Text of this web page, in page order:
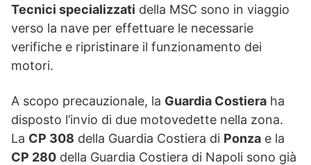
Tecnici specializzati della MSC sono in viaggio
verso la nave per effettuare le necessarie
verifiche e ripristinare il funzionamento dei
motori.
A scopo precauzionale, la Guardia Costiera ha
disposto l’invio di due motovedette nella zona.
La CP 308 della Guardia Costiera di Ponza e la
CP 280 della Guardia Costiera di Napoli sono già